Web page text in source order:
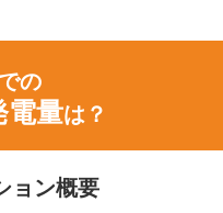
の
電量は？
ョン概要